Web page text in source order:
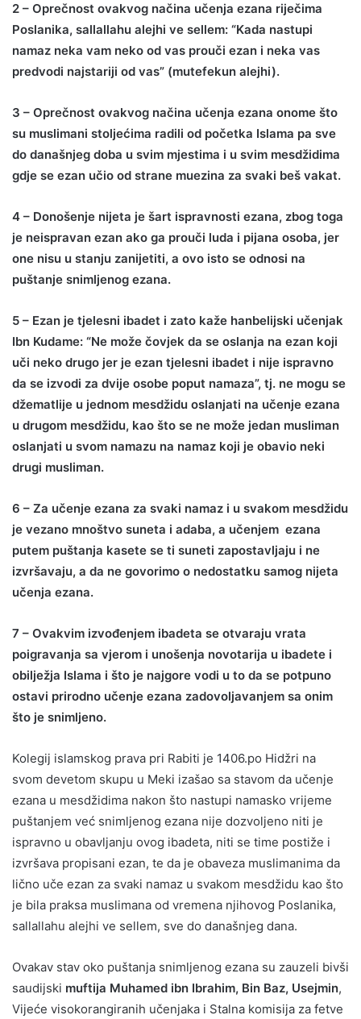
2 – Oprečnost ovakvog načina učenja ezana riječima
Poslanika, sallallahu alejhi ve sellem: “Kada nastupi
namaz neka vam neko od vas prouči ezan i neka vas
predvodi najstariji od vas” (mutefekun alejhi).
3 – Oprečnost ovakvog načina učenja ezana onome što
su muslimani stoljećima radili od početka Islama pa sve
do današnjeg doba u svim mjestima i u svim mesdžidima
gdje se ezan učio od strane muezina za svaki beš vakat.
4 – Donošenje nijeta je šart ispravnosti ezana, zbog toga
je neispravan ezan ako ga prouči luda i pijana osoba, jer
one nisu u stanju zanijetiti, a ovo isto se odnosi na
puštanje snimljenog ezana.
5 – Ezan je tjelesni ibadet i zato kaže hanbelijski učenjak
Ibn Kudame: “Ne može čovjek da se oslanja na ezan koji
uči neko drugo jer je ezan tjelesni ibadet i nije ispravno
da se izvodi za dvije osobe poput namaza”, tj. ne mogu se
džematlije u jednom mesdžidu oslanjati na učenje ezana
u drugom mesdžidu, kao što se ne može jedan musliman
oslanjati u svom namazu na namaz koji je obavio neki
drugi musliman.
6 – Za učenje ezana za svaki namaz i u svakom mesdžidu
je vezano mnoštvo suneta i adaba, a učenjem ezana
putem puštanja kasete se ti suneti zapostavljaju i ne
izvršavaju, a da ne govorimo o nedostatku samog nijeta
učenja ezana.
7 – Ovakvim izvođenjem ibadeta se otvaraju vrata
poigravanja sa vjerom i unošenja novotarija u ibadete i
obilježja Islama i što je najgore vodi u to da se potpuno
ostavi prirodno učenje ezana zadovoljavanjem sa onim
što je snimljeno.
Kolegij islamskog prava pri Rabiti je 1406.po Hidžri na
svom devetom skupu u Meki izašao sa stavom da učenje
ezana u mesdžidima nakon što nastupi namasko vrijeme
puštanjem već snimljenog ezana nije dozvoljeno niti je
ispravno u obavljanju ovog ibadeta, niti se time postiže i
izvršava propisani ezan, te da je obaveza muslimanima da
lično uče ezan za svaki namaz u svakom mesdžidu kao što
je bila praksa muslimana od vremena njihovog Poslanika,
sallallahu alejhi ve sellem, sve do današnjeg dana.
Ovakav stav oko puštanja snimljenog ezana su zauzeli bivši
saudijski muftija Muhamed ibn Ibrahim, Bin Baz, Usejmin,
Vijeće visokorangiranih učenjaka i Stalna komisija za fetve